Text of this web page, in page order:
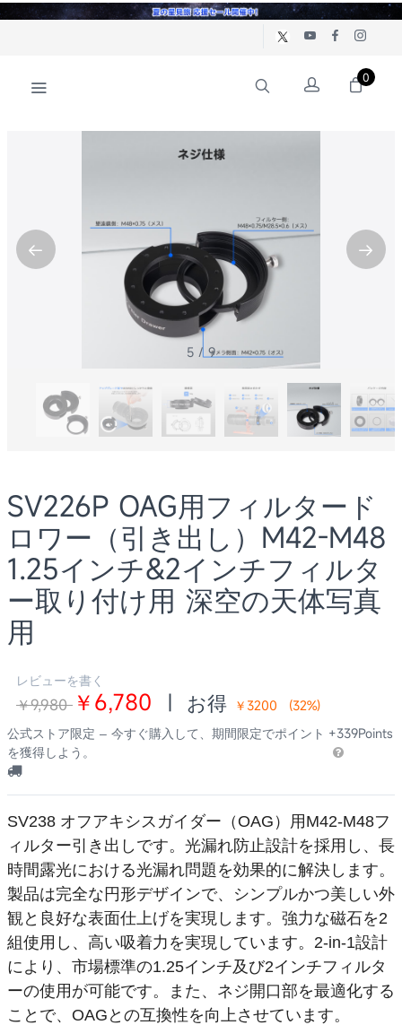
0
5 / 9
SV226P OAG用フィルタード
ロワー（引き出し）M42-M48
1.25インチ&2インチフィルタ
ー取り付け用 深空の天体写真
用
レビューを書く
￥9,980 ￥6,780 | お得 ￥3200 (32%)
公式ストア限定 – 今すぐ購入して、期間限定でポイント
を獲得しよう。
+339Points
SV238 オフアキシスガイダー（OAG）用M42-M48フ
ィルター引き出しです。光漏れ防止設計を採用し、長
時間露光における光漏れ問題を効果的に解決します。
製品は完全な円形デザインで、シンプルかつ美しい外
観と良好な表面仕上げを実現します。強力な磁石を2
組使用し、高い吸着力を実現しています。2-in-1設計
により、市場標準の1.25インチ及び2インチフィルタ
ーの使用が可能です。また、ネジ開口部を最適化する
ことで、OAGとの互換性を向上させています。